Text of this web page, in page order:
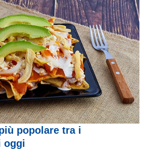
popolare tra i
oggi